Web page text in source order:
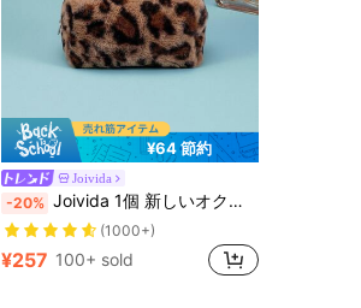
¥64 節約
Joivida
-20% Joivida 1個 新しいオクタゴン型化粧ポーチ ポータブル ぬいぐるみ メイクアップバッグ、女性用メイクアップオーガナイザー メイクアップ トラベル トイレタリーオーガナイザー エッセンシャルズ ギフト ストレージ ジッパー アクセサリー ネイル、化粧バッグ、化粧ポーチ、メイクアップオーガナイザー、トラベル、メイクアップポーチ、バッグ、バニティ、メイクアップポーチ、トラベルエッセンシャルズ、ポーチバッグ、メイクアップバッグ、トラベルエッセンシャル、バニティアクセサリー、小さな化粧ポーチ、化粧ポーチ、トラベルエッセンシャル、大容量、大きな化粧ポーチ
(1000+)
¥257 100+ sold